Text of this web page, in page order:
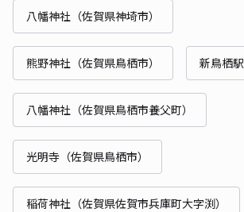
八幡神社（佐賀県神埼市）
熊野神社（佐賀県鳥栖市） 新鳥栖駅
八幡神社（佐賀県鳥栖市養父町）
光明寺（佐賀県鳥栖市）
稲荷神社（佐賀県佐賀市兵庫町大字渕）